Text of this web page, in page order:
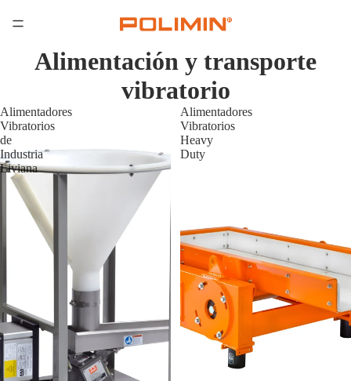
Alimentación y transporte
vibratorio
Alimentadores
Vibratorios
de
Industria
Liviana
Alimentadores
Vibratorios
Heavy
Duty